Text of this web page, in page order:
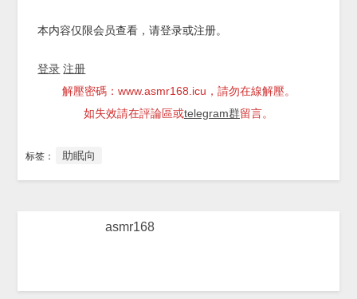
本内容仅限会员查看，请登录或注册。
登录 注册
解壓密碼：www.asmr168.icu，請勿在線解壓。
如失效請在評論區或telegram群留言。
标签： 助眠向
asmr168